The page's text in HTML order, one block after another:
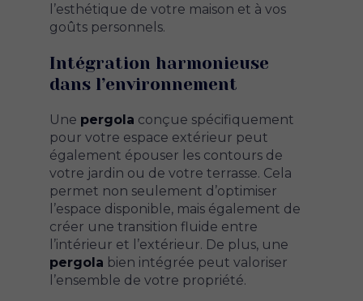
l’esthétique de votre maison et à vos
goûts personnels.
Intégration harmonieuse
dans l’environnement
Une pergola conçue spécifiquement
pour votre espace extérieur peut
également épouser les contours de
votre jardin ou de votre terrasse. Cela
permet non seulement d’optimiser
l’espace disponible, mais également de
créer une transition fluide entre
l’intérieur et l’extérieur. De plus, une
pergola bien intégrée peut valoriser
l’ensemble de votre propriété.